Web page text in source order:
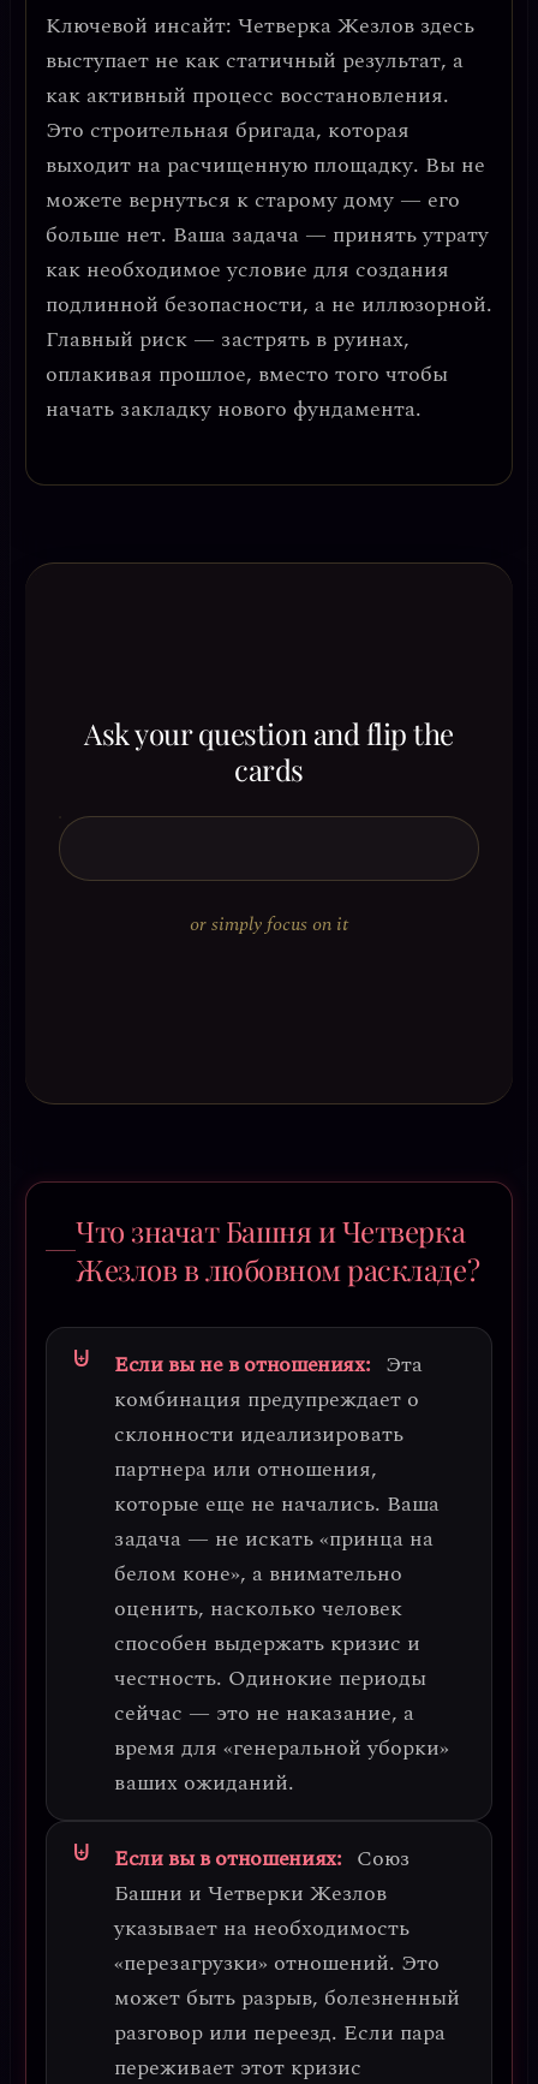
Ключевой инсайт: Четверка Жезлов здесь
выступает не как статичный результат, а
как активный процесс восстановления.
Это строительная бригада, которая
выходит на расчищенную площадку. Вы не
можете вернуться к старому дому — его
больше нет. Ваша задача — принять утрату
как необходимое условие для создания
подлинной безопасности, а не иллюзорной.
Главный риск — застрять в руинах,
оплакивая прошлое, вместо того чтобы
начать закладку нового фундамента.
Ask your question and flip the
cards
or simply focus on it
Что значат Башня и Четверка
Жезлов в любовном раскладе?
Если вы не в отношениях: Эта
комбинация предупреждает о
склонности идеализировать
партнера или отношения,
которые еще не начались. Ваша
задача — не искать «принца на
белом коне», а внимательно
оценить, насколько человек
способен выдержать кризис и
честность. Одинокие периоды
сейчас — это не наказание, а
время для «генеральной уборки»
ваших ожиданий.
Если вы в отношениях: Союз
Башни и Четверки Жезлов
указывает на необходимость
«перезагрузки» отношений. Это
может быть разрыв, болезненный
разговор или переезд. Если пара
переживает этот кризис